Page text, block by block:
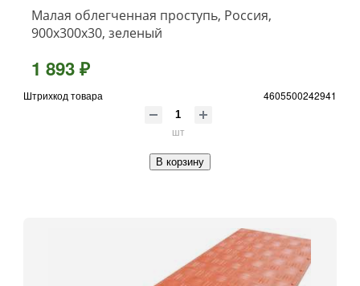
Малая облегченная проступь, Россия,
900x300x30, зеленый
1 893 ₽
Штрихкод товара 4605500242941
шт
В корзину